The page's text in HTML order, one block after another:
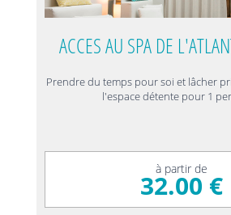
ACCES AU SPA DE
Prendre du temps pour soi et lâcher
l'espace détente pour 1
à partir de
32.00 €